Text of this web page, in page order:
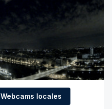
Webcams locales